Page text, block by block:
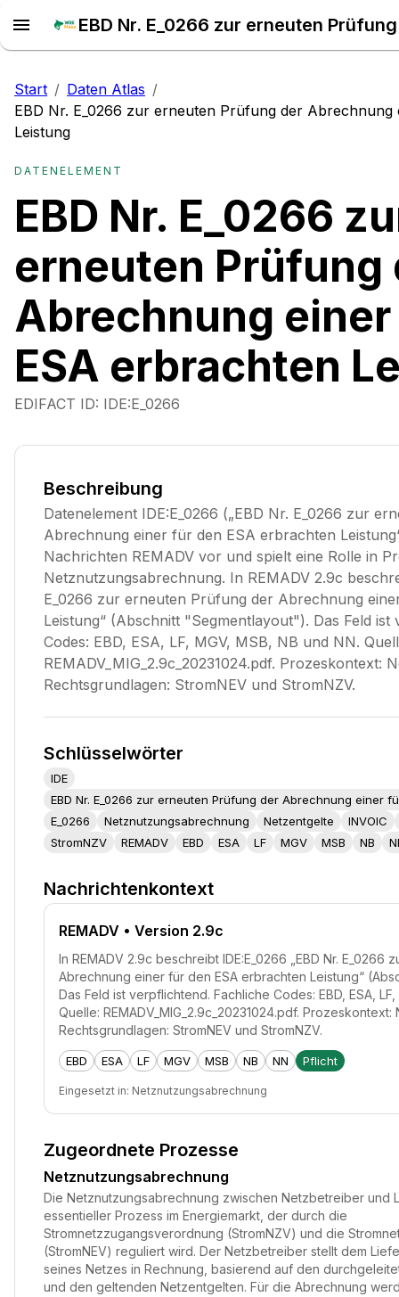
Start / Daten Atlas /
EBD Nr. E_0266 zur erneuten Prüfung der
Leistung
DATENELEMENT
EBD Nr. E_0266
erneuten Prüfung
Abrechnung
ESA erbrachten
EDIFACT ID: IDE:E_0266
Beschreibung
Datenelement IDE:E_0266 („EBD Nr. E_0266 zur
Abrechnung einer für den ESA erbrachten
Nachrichten REMADV vor und spielt eine Rolle in
Netznutzungsabrechnung. In REMADV 2.9c
E_0266 zur erneuten Prüfung der Abrechnung
Leistung“ (Abschnitt "Segmentlayout"). Das Feld
Codes: EBD, ESA, LF, MGV, MSB, NB und NN.
REMADV_MIG_2.9c_20231024.pdf. Prozeskontext:
Rechtsgrundlagen: StromNEV und StromNZV.
Schlüsselwörter
IDE
EBD Nr. E_0266 zur erneuten Prüfung der Abrechnung einer
E_0266
Netznutzungsabrechnung Netzentgelte
INVOIC
StromNZV
REMADV EBD ESA LF MGV MSB NB
Nachrichtenkontext
REMADV • Version 2.9c
In REMADV 2.9c beschreibt IDE:E_0266 „EBD Nr.
Abrechnung einer für den ESA erbrachten Leistung“
Das Feld ist verpflichtend. Fachliche Codes: EBD, ESA, LF,
Quelle: REMADV_MIG_2.9c_20231024.pdf.
Rechtsgrundlagen: StromNEV und StromNZV.
EBD ESA LF MGV MSB NB NN Pflicht
Eingesetzt in: Netznutzungsabrechnung
Zugeordnete Prozesse
Netznutzungsabrechnung
Die Netznutzungsabrechnung zwischen Netzbetreiber und
essentieller Prozess im Energiemarkt, der durch die
Stromnetzzugangsverordnung (StromNZV) und die
(StromNEV) reguliert wird. Der Netzbetreiber stellt dem
seines Netzes in Rechnung, basierend auf den
und den geltenden Netzentgelten. Für die Abrechnung